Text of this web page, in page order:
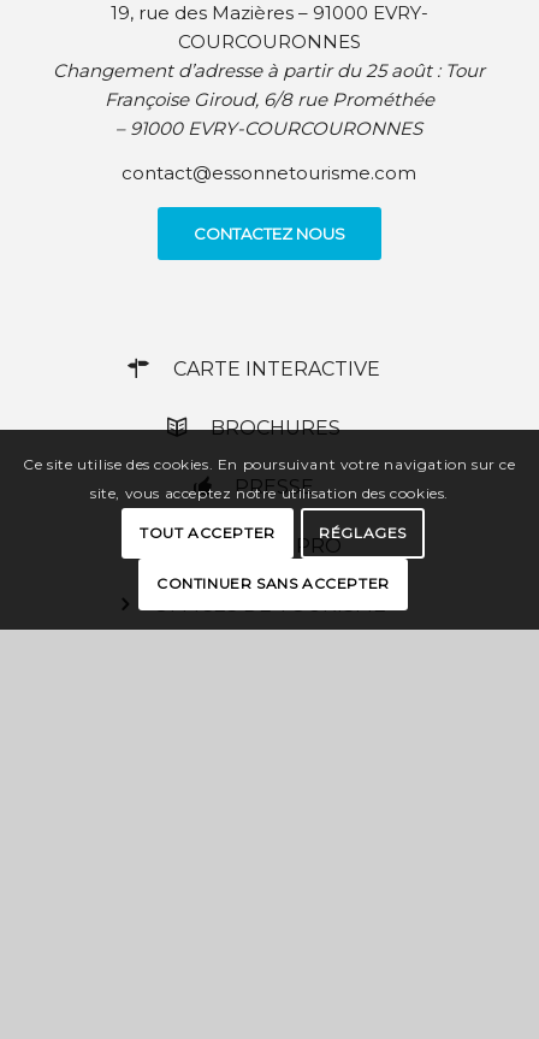
19, rue des Mazières – 91000 EVRY-
COURCOURONNES
Changement d’adresse à partir du 25 août : Tour
Françoise Giroud, 6/8 rue Prométhée
– 91000 EVRY-COURCOURONNES
contact@essonnetourisme.com
CONTACTEZ NOUS
CARTE INTERACTIVE
BROCHURES
PRESSE
ESPACE PRO
Ce site utilise des cookies. En poursuivant votre navigation sur ce
site, vous acceptez notre utilisation des cookies.
TOUT ACCEPTER RÉGLAGES
CONTINUER SANS ACCEPTER